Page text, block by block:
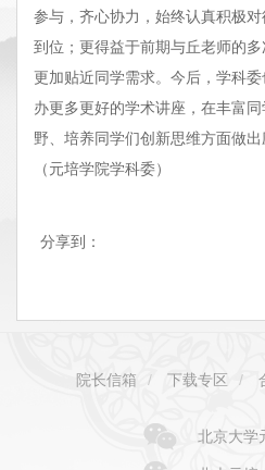
参与，齐心协力，始终认真积极
到位；更得益于前期与丘老师的
更加贴近同学需求。今后，学科
办更多更好的学术讲座，在丰富
野、培养同学们创新思维方面做出
（元培学院学科委）
分享到：
院长信箱 / 下载专区 /
北京大学